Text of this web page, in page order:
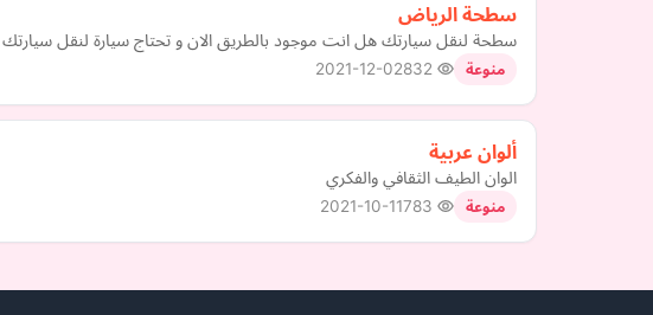
سطحة الرياض
سطحة لنقل سيارتك هل انت موجود بالطريق الان و تحتاج سيارة لنقل
منوعة 2021-12-02
ألوان عربية
الوان الطيف الثقافي والفكري
منوعة 2021-10-11